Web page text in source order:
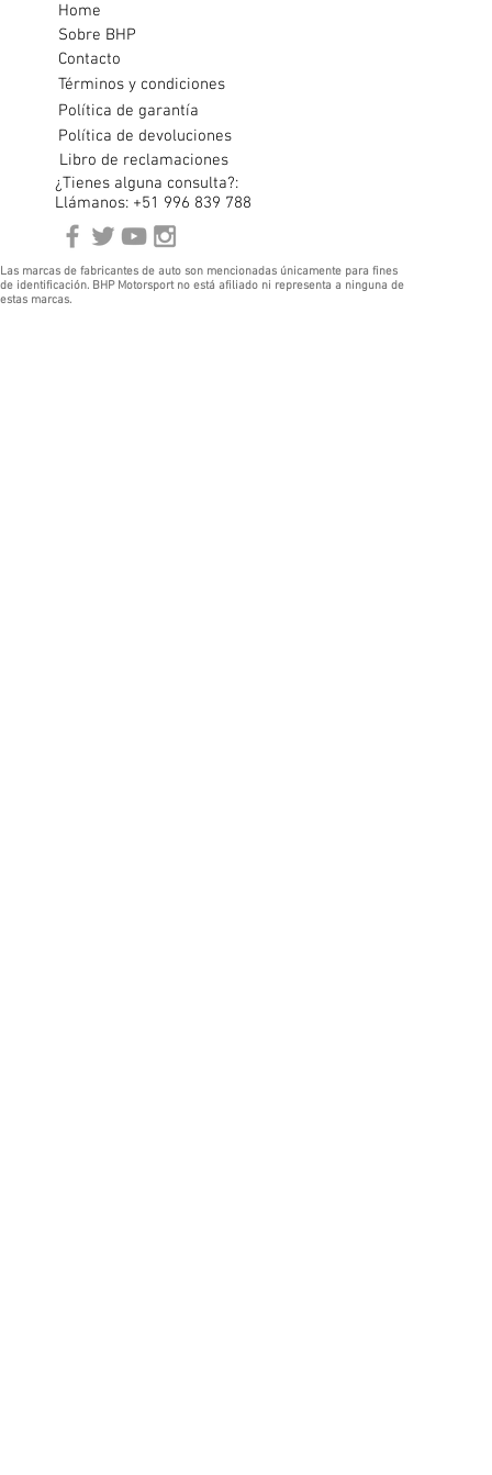
Home
Sobre BHP
Contacto
Términos y condiciones
Política de garantía
Política de devoluciones
Libro de reclamaciones
¿Tienes alguna consulta?:
Llámanos: +51 996 839 788
Las marcas de fabricantes de auto son mencionadas únicamente para fines
de identificación. BHP Motorsport no está afiliado ni representa a ninguna de
estas marcas.